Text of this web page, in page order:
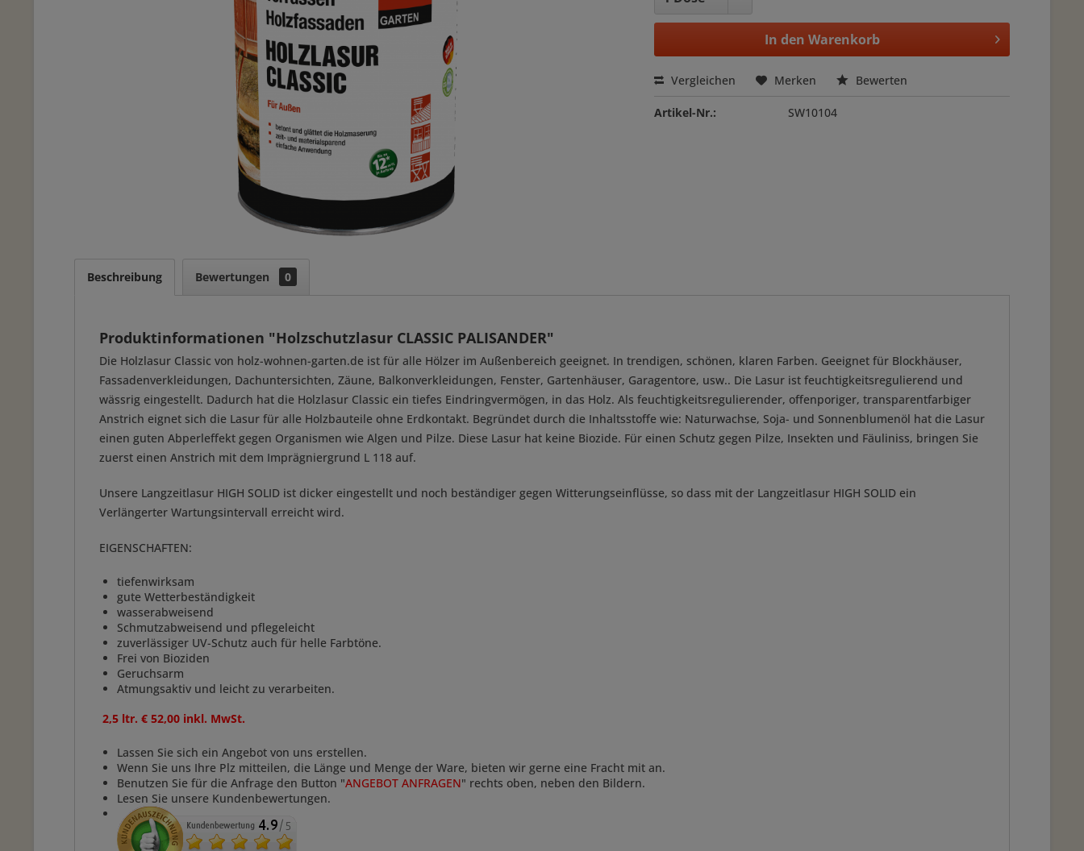
In den Warenkorb
Vergleichen Merken Bewerten
Artikel-Nr.: SW10104
Beschreibung Bewertungen 0
Produktinformationen "Holzschutzlasur CLASSIC PALISANDER"
Die Holzlasur Classic von holz-wohnen-garten.de ist für alle Hölzer im Außenbereich geeignet. In trendigen, schönen, klaren Farben. Geeignet für Blockhäuser,
Fassadenverkleidungen, Dachuntersichten, Zäune, Balkonverkleidungen, Fenster, Gartenhäuser, Garagentore, usw.. Die Lasur ist feuchtigkeitsregulierend und
wässrig eingestellt. Dadurch hat die Holzlasur Classic ein tiefes Eindringvermögen, in das Holz. Als feuchtigkeitsregulierender, offenporiger, transparentfarbiger
Anstrich eignet sich die Lasur für alle Holzbauteile ohne Erdkontakt. Begründet durch die Inhaltsstoffe wie: Naturwachse, Soja- und Sonnenblumenöl hat die Lasur
einen guten Abperleffekt gegen Organismen wie Algen und Pilze. Diese Lasur hat keine Biozide. Für einen Schutz gegen Pilze, Insekten und Fäuliniss, bringen Sie
zuerst einen Anstrich mit dem Imprägniergrund L 118 auf.
Unsere Langzeitlasur HIGH SOLID ist dicker eingestellt und noch beständiger gegen Witterungseinflüsse, so dass mit der Langzeitlasur HIGH SOLID ein
Verlängerter Wartungsintervall erreicht wird.
EIGENSCHAFTEN:
tiefenwirksam
gute Wetterbeständigkeit
wasserabweisend
Schmutzabweisend und pflegeleicht
zuverlässiger UV-Schutz auch für helle Farbtöne.
Frei von Bioziden
Geruchsarm
Atmungsaktiv und leicht zu verarbeiten.
2,5 ltr. € 52,00 inkl. MwSt.
Lassen Sie sich ein Angebot von uns erstellen.
Wenn Sie uns Ihre Plz mitteilen, die Länge und Menge der Ware, bieten wir gerne eine Fracht mit an.
Benutzen Sie für die Anfrage den Button "ANGEBOT ANFRAGEN" rechts oben, neben den Bildern.
Lesen Sie unsere Kundenbewertungen.